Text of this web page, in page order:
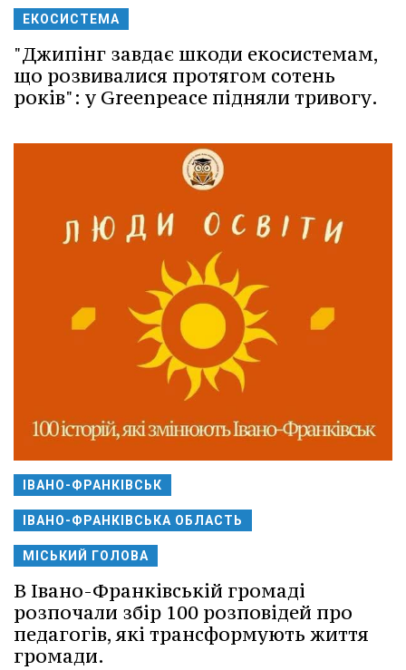
ЕКОСИСТЕМА
"Джипінг завдає шкоди екосистемам,
що розвивалися протягом сотень
років": у Greenpeace підняли тривогу.
ІВАНО-ФРАНКІВСЬК
ІВАНО-ФРАНКІВСЬКА ОБЛАСТЬ
МІСЬКИЙ ГОЛОВА
В Івано-Франківській громаді
розпочали збір 100 розповідей про
педагогів, які трансформують життя
громади.